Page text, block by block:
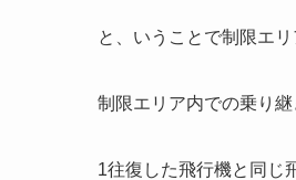
と、いうことで制限エ
制限エリア内での乗り継
1往復した飛行機と同じ